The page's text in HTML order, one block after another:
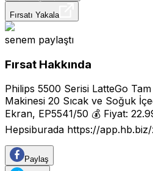
Fırsatı Yakala
senem paylaştı
Fırsat Hakkında
Philips 5500 Serisi LatteGo
Makinesi 20 Sıcak ve Soğuk
Ekran, EP5541/50 💰 Fiyat:
Hepsiburada https://
Paylaş